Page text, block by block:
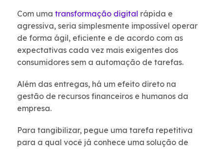
Com uma transformação digital rápida e
agressiva, seria simplesmente impossível operar
de forma ágil, eficiente e de acordo com as
expectativas cada vez mais exigentes dos
consumidores sem a automação de tarefas.
Além das entregas, há um efeito direto na
gestão de recursos financeiros e humanos da
empresa.
Para tangibilizar, pegue uma tarefa repetitiva
para a qual você já conhece uma solução de